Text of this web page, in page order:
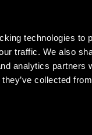
technologies to
traffic. We also
analytics partners
they’ve collected